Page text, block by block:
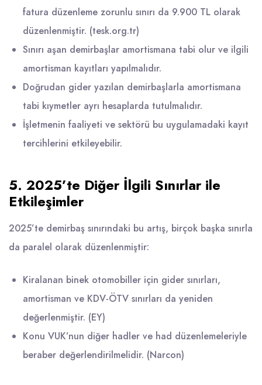
fatura düzenleme zorunlu sınırı da 9.900 TL olarak
düzenlenmiştir. (tesk.org.tr)
Sınırı aşan demirbaşlar amortismana tabi olur ve ilgili
amortisman kayıtları yapılmalıdır.
Doğrudan gider yazılan demirbaşlarla amortismana
tabi kıymetler ayrı hesaplarda tutulmalıdır.
İşletmenin faaliyeti ve sektörü bu uygulamadaki kayıt
tercihlerini etkileyebilir.
5. 2025’te Diğer İlgili Sınırlar ile
Etkileşimler
2025’te demirbaş sınırındaki bu artış, birçok başka sınırla
da paralel olarak düzenlenmiştir:
Kiralanan binek otomobiller için gider sınırları,
amortisman ve KDV-ÖTV sınırları da yeniden
değerlenmiştir. (EY)
Konu VUK’nun diğer hadler ve had düzenlemeleriyle
beraber değerlendirilmelidir. (Narcon)